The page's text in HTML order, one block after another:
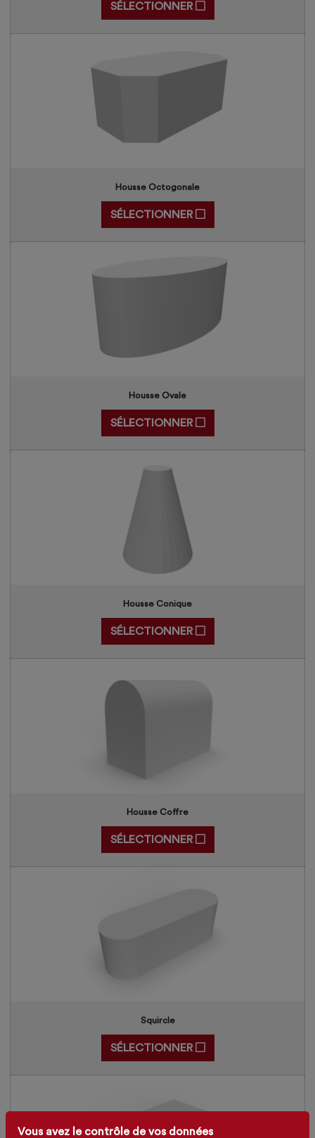
Vous avez le contrôle de vos données
SÉLECTIONNER
Housse Octogonale
SÉLECTIONNER
Housse Ovale
SÉLECTIONNER
Housse Conique
SÉLECTIONNER
Housse Coffre
SÉLECTIONNER
Squircle
SÉLECTIONNER